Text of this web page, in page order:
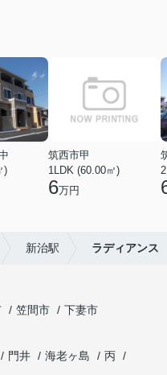
)
筑西市甲
1LDK (60.00㎡)
6万円
新治駅 ラディアンス
笠間市
下妻市
門井 海老ヶ島
丙